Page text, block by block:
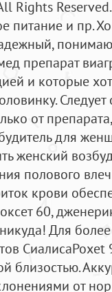
Rights
питание и пр.
препарат
и которые
Следует
от
для
женский
полового
крови
60,
Для
СиалисаPoxet
близостью.
от